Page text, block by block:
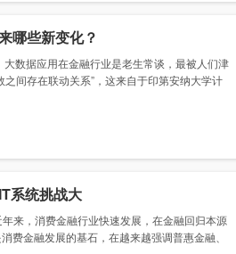
哪些新变化？
数据应用在金融行业是老生常谈，最被人们津
间存在联动关系”，这来自于印第安纳大学计
系统挑战大
来，消费金融行业快速发展，在金融回归本源
费金融发展的基石，在越来越强调普惠金融、